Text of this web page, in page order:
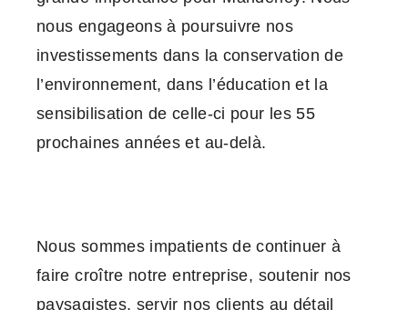
nous engageons à poursuivre nos
investissements dans la conservation de
l’environnement, dans l’éducation et la
sensibilisation de celle-ci pour les 55
prochaines années et au-delà.
Nous sommes impatients de continuer à
faire croître notre entreprise, soutenir nos
paysagistes, servir nos clients au détail